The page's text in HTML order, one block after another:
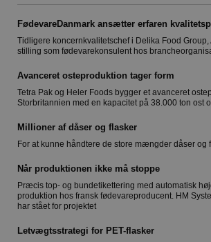
FødevareDanmark ansætter erfaren
Tidligere koncernkvalitetschef i Delika Food
stilling som fødevarekonsulent hos
Avanceret osteproduktion tager form
Tetra Pak og Heler Foods bygger et avanceret
Storbritannien med en kapacitet på 38.000 ton ost
Millioner af dåser og flasker
For at kunne håndtere de store mængder dåser og
Når produktionen ikke må stoppe
Præcis top- og bundetikettering med automatisk
produktion hos fransk fødevareproducent. HM
har stået for projektet
Letvægtsstrategi for PET-flasker